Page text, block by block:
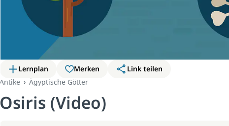
Lernplan Merken
Link teilen
Antike
Ägyptische Götter
Osiris (Video)